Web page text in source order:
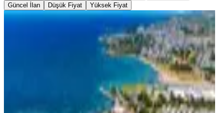
Güncel İlan
Düşük Fiyat Yüksek Fiyat
YENİ
Denize 150 Metre Mesafede 2+1 Daire
Didim, Mavişehir Mahallesi
3. Kat·05.08.2026